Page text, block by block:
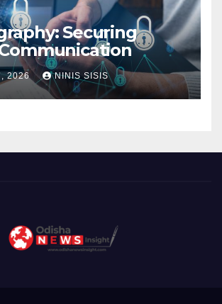
Securing
2026 NINIS SISIS